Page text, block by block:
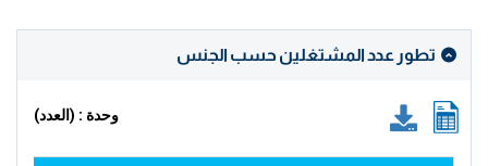
تطور عدد المشتغلين حسب الجنس
وحدة : (العدد)